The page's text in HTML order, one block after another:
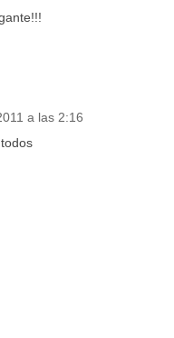
a las 2:16